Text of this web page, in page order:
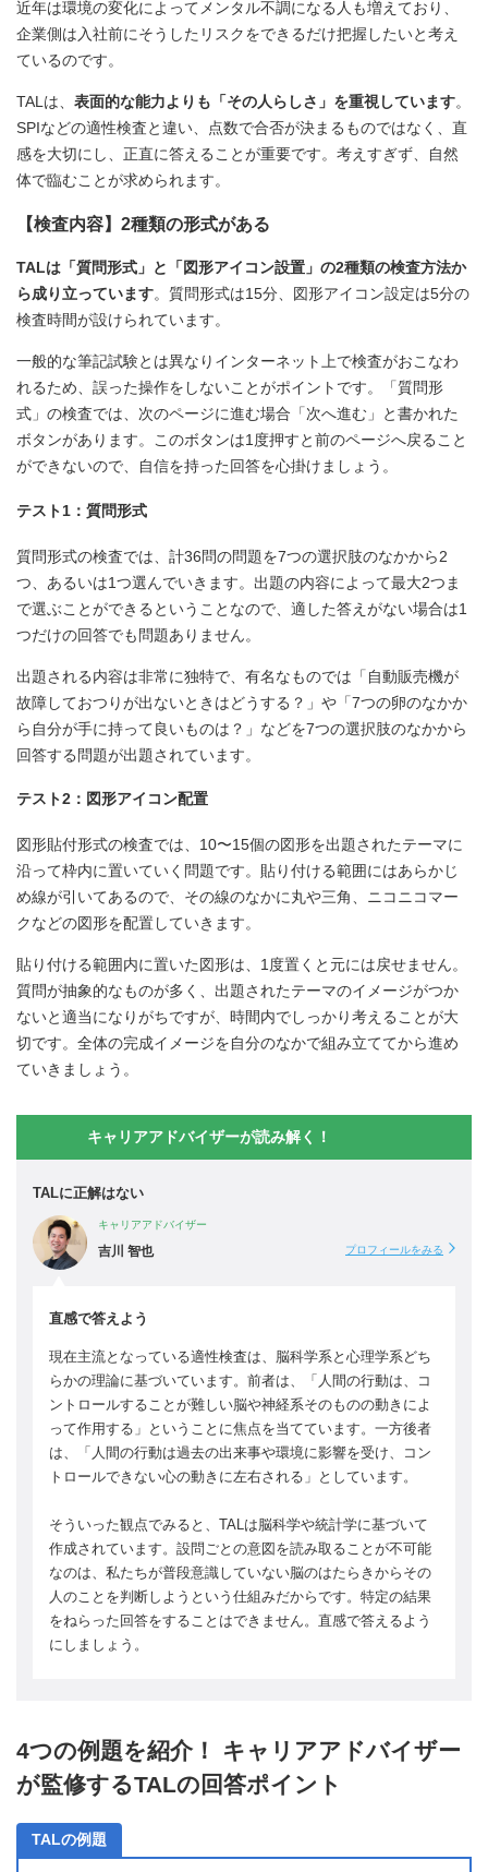
近年は環境の変化によってメンタル不調になる人も増えており、
企業側は入社前にそうしたリスクをできるだけ把握したいと考え
ているのです。
TALは、 表面的な能力よりも「その人らしさ」を重視しています。
SPIなどの適性検査と違い、点数で合否が決まるものではなく、直
感を大切にし、正直に答えることが重要です。考えすぎず、自然
体で臨むことが求められます。
【検査内容】2種類の形式がある
TALは「質問形式」と「図形アイコン設置」の2種類の検査方法か
ら成り立っています。質問形式は15分、図形アイコン設定は5分の
検査時間が設けられています。
一般的な筆記試験とは異なりインターネット上で検査がおこなわ
れるため、誤った操作をしないことがポイントです。「質問形
式」の検査では、次のページに進む場合「次へ進む」と書かれた
ボタンがあります。このボタンは1度押すと前のページへ戻ること
ができないので、自信を持った回答を心掛けましょう。
テスト1：質問形式
質問形式の検査では、計36問の問題を7つの選択肢のなかから2
つ、あるいは1つ選んでいきます。出題の内容によって最大2つま
で選ぶことができるということなので、適した答えがない場合は1
つだけの回答でも問題ありません。
出題される内容は非常に独特で、有名なものでは「自動販売機が
故障しておつりが出ないときはどうする？」や「7つの卵のなかか
ら自分が手に持って良いものは？」などを7つの選択肢のなかから
回答する問題が出題されています。
テスト2：図形アイコン配置
図形貼付形式の検査では、10〜15個の図形を出題されたテーマに
沿って枠内に置いていく問題です。貼り付ける範囲にはあらかじ
め線が引いてあるので、その線のなかに丸や三角、ニコニコマー
クなどの図形を配置していきます。
貼り付ける範囲内に置いた図形は、1度置くと元には戻せません。
質問が抽象的なものが多く、出題されたテーマのイメージがつか
ないと適当になりがちですが、時間内でしっかり考えることが大
切です。全体の完成イメージを自分のなかで組み立ててから進め
ていきましょう。
キャリアアドバイザーが読み解く！
TALに正解はない
キャリアアドバイザー
吉川 智也 プロフィールをみる
直感で答えよう
現在主流となっている適性検査は、脳科学系と心理学系どち
らかの理論に基づいています。前者は、「人間の行動は、コ
ントロールすることが難しい脳や神経系そのものの動きによ
って作用する」ということに焦点を当てています。一方後者
は、「人間の行動は過去の出来事や環境に影響を受け、コン
トロールできない心の動きに左右される」としています。
そういった観点でみると、TALは脳科学や統計学に基づいて
作成されています。設問ごとの意図を読み取ることが不可能
なのは、私たちが普段意識していない脳のはたらきからその
人のことを判断しようという仕組みだからです。特定の結果
をねらった回答をすることはできません。直感で答えるよう
にしましょう。
4つの例題を紹介！ キャリアアドバイザー
が監修するTALの回答ポイント
TALの例題